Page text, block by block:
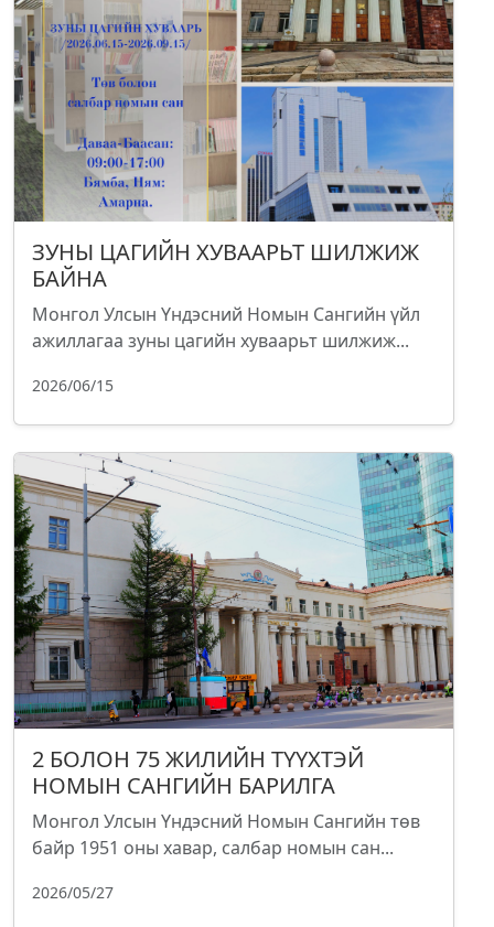
ЗУНЫ ЦАГИЙН ХУВААРЬТ ШИЛЖИЖ
БАЙНА
Монгол Улсын Үндэсний Номын Сангийн үйл
ажиллагаа зуны цагийн хуваарьт шилжиж...
2026/06/15
2 БОЛОН 75 ЖИЛИЙН ТҮҮХТЭЙ
НОМЫН САНГИЙН БАРИЛГА
Монгол Улсын Үндэсний Номын Сангийн төв
байр 1951 оны хавар, салбар номын сан...
2026/05/27